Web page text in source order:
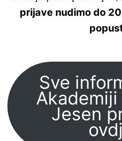
prijave nudimo do
Sve
Jesen